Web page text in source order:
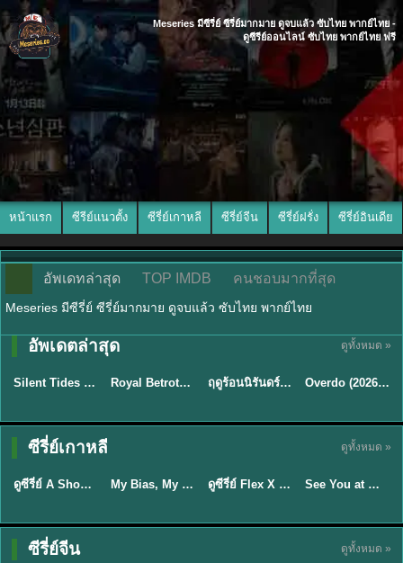
Meseries มีซีรี่ย์ ซีรี่ย์มากมาย ดูจบแล้ว ซับไทย พากย์ไทย -
ดูซีรีย์ออนไลน์ ซับไทย พากย์ไทย ฟรี
หน้าแรก ซีรีย์แนวตั้ง ซีรี่ย์เกาหลี ซีรี่ย์จีน ซีรี่ย์ฝรั่ง ซีรี่ย์อินเดีย
อัพเดทล่าสุด TOP IMDB คนชอบมากที่สุด
Meseries มีซีรี่ย์ ซีรี่ย์มากมาย ดูจบแล้ว ซับไทย พากย์ไทย
อัพเดตล่าสุด ดูทั้งหมด »
★9.5
พากย์ไทย
Silent Tides คลื่นลมลวง (2025) พากย์ไทย ซับไทย EP.1-31 ★9 Royal Betrothal (2026) สัญญาวิวาห์แห่งราชวงศ์ พากย์ไทย ซับไทย EP1-32 ★8.8 ฤดูร้อนนิรันดร์ (2026) Never-Ending Summer พากย์ไทย EP.1-29
ซับไทย
Overdo (2026) รักเกินแค้น พากย์ไทย ซับไทย EP1-33 (จบ)
ซีรี่ย์เกาหลี ดูทั้งหมด »
★8 EP.16
พากย์ไทย
TH EP. 16
ดูซีรี่ย์ A Shop for Killers 2 ร้านลับนักฆ่า ซีซัน 2 (2026) ซับไทย-พากย์ไทย My Bias, My Boss เมื่อเมนฉันเป็นประธานบริษัท (2026) พากย์ไทย ซับไทย EP.1-12 ★8 EP.16
Sub EP. 16 | TH
ดูซีรี่ย์ Flex X Cop คุณชายสายสืบ (2024) พากย์ไทย-ซับไทย EP.1-16 (จบ) ★9
ซับไทย | พากย์
Sub EP. 8 | TH
See You at Work Tomorrow! เจอกันที่ออฟฟิศพรุ่งนี้นะ พากย์ไทย
ซีรี่ย์จีน ดูทั้งหมด »
พากย์ไทย ซับไทย